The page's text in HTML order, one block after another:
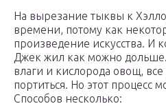
На вырезание тыквы к
времени, потому как
произведение искусства. И
Джек жил как можно
влаги и кислорода овощ,
портиться. Но этот процесс
Способов несколько: